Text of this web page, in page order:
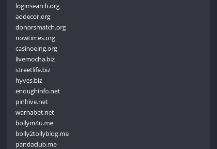
loginsearch.org
aodecor.org
donorsmatch.org
nowtimes.org
casinoeing.org
livemocha.biz
streetlife.biz
hyves.biz
enoughinfo.net
pinhive.net
warnabet.net
bollym4u.me
bolly2tollyblog.me
pandaclub.me